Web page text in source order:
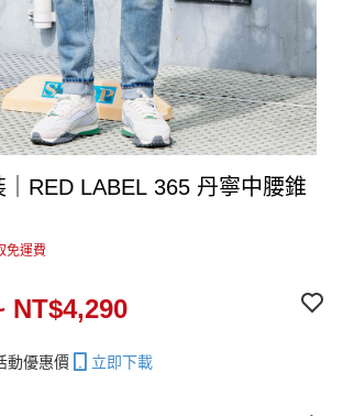
RED LABEL 365 丹寧中腰錐
免運費
NT$4,290
動優惠價 立即下載